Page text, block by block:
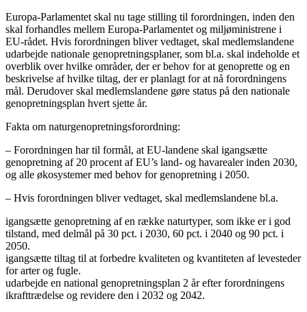
Europa-Parlamentet skal nu tage stilling til forordningen, inden den
skal forhandles mellem Europa-Parlamentet og miljøministrene i
EU-rådet. Hvis forordningen bliver vedtaget, skal medlemslandene
udarbejde nationale genopretningsplaner, som bl.a. skal indeholde et
overblik over hvilke områder, der er behov for at genoprette og en
beskrivelse af hvilke tiltag, der er planlagt for at nå forordningens
mål. Derudover skal medlemslandene gøre status på den nationale
genopretningsplan hvert sjette år.
Fakta om naturgenopretningsforordning:
– Forordningen har til formål, at EU-landene skal igangsætte
genopretning af 20 procent af EU’s land- og havarealer inden 2030,
og alle økosystemer med behov for genopretning i 2050.
– Hvis forordningen bliver vedtaget, skal medlemslandene bl.a.
igangsætte genopretning af en række naturtyper, som ikke er i god
tilstand, med delmål på 30 pct. i 2030, 60 pct. i 2040 og 90 pct. i
2050.
igangsætte tiltag til at forbedre kvaliteten og kvantiteten af levesteder
for arter og fugle.
udarbejde en national genopretningsplan 2 år efter forordningens
ikrafttrædelse og revidere den i 2032 og 2042.